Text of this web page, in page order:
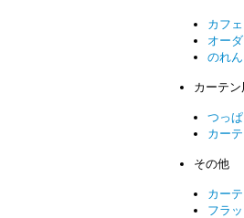
カフ
オー
のれん
カーテ
つっ
カー
その他
カー
フラ